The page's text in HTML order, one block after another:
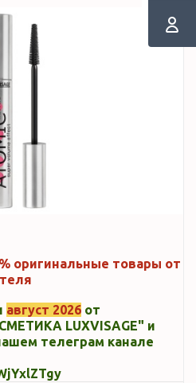
оригинальные товары от
август 2026 от
LUXVISAGE" и
телеграм канале